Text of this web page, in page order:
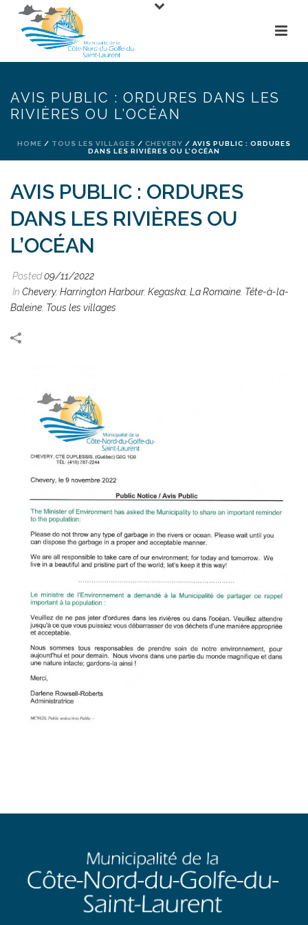
AVIS PUBLIC : ORDURES DANS LES
RIVIÈRES OU L’OCÉAN
HOME / TOUS LES VILLAGES / CHEVERY / AVIS PUBLIC : ORDURES
DANS LES RIVIÈRES OU L’OCÉAN
AVIS PUBLIC : ORDURES
DANS LES RIVIÈRES OU
L’OCÉAN
Posted09/11/2022
In Chevery, Harrington Harbour, Kegaska La Romaine Tête-à-la-
Baleine Tous les villages